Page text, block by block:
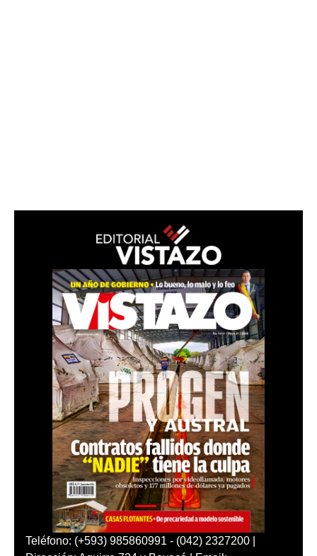
Teléfono: (+593) 985860991 - (042) 2327200 |